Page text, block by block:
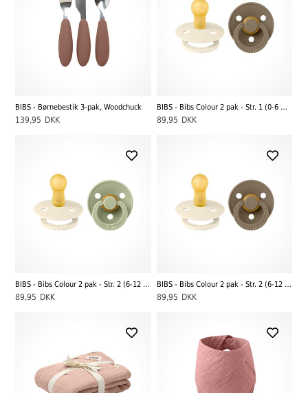
BIBS - Børnebestik 3-pak, Woodchuck
139,95 DKK
BIBS - Bibs Colour 2 pak - Str. 1 (0-6 MDR), Ivory/Dark Oak
89,95 DKK
BIBS - Bibs Colour 2 pak - Str. 2 (6-12 MDR), Ivory/Sage
89,95 DKK
BIBS - Bibs Colour 2 pak - Str. 2 (6-12 MDR), Ivory/Dark Oak
89,95 DKK